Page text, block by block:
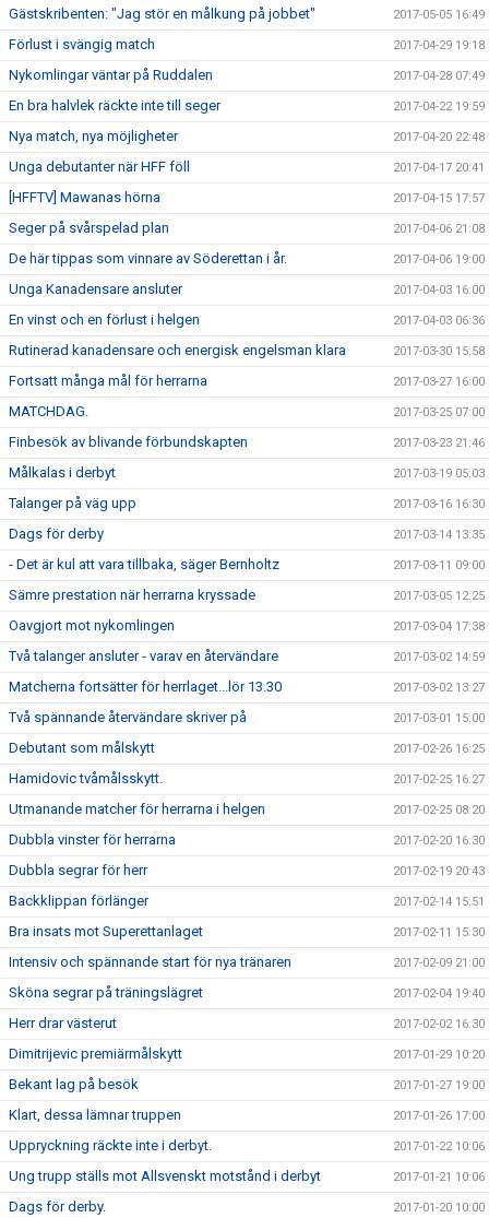
Gästskribenten: "Jag stör en målkung på jobbet" 2017-05-05 16:49
Förlust i svängig match 2017-04-29 19:18
Nykomlingar väntar på Ruddalen 2017-04-28 07:49
En bra halvlek räckte inte till seger 2017-04-22 19:59
Nya match, nya möjligheter 2017-04-20 22:48
Unga debutanter när HFF föll 2017-04-17 20:41
[HFFTV] Mawanas hörna 2017-04-15 17:57
Seger på svårspelad plan 2017-04-06 21:08
De här tippas som vinnare av Söderettan i år. 2017-04-06 19:00
Unga Kanadensare ansluter 2017-04-03 16:00
En vinst och en förlust i helgen 2017-04-03 06:36
Rutinerad kanadensare och energisk engelsman klara 2017-03-30 15:58
Fortsatt många mål för herrarna 2017-03-27 16:00
MATCHDAG. 2017-03-25 07:00
Finbesök av blivande förbundskapten 2017-03-23 21:46
Målkalas i derbyt 2017-03-19 05:03
Talanger på väg upp 2017-03-16 16:30
Dags för derby 2017-03-14 13:35
- Det är kul att vara tillbaka, säger Bernholtz 2017-03-11 09:00
Sämre prestation när herrarna kryssade 2017-03-05 12:25
Oavgjort mot nykomlingen 2017-03-04 17:38
Två talanger ansluter - varav en återvändare 2017-03-02 14:59
Matcherna fortsätter för herrlaget...lör 13.30 2017-03-02 13:27
Två spännande återvändare skriver på 2017-03-01 15:00
Debutant som målskytt 2017-02-26 16:25
Hamidovic tvåmålsskytt. 2017-02-25 16:27
Utmanande matcher för herrarna i helgen 2017-02-25 08:20
Dubbla vinster för herrarna 2017-02-20 16:30
Dubbla segrar för herr 2017-02-19 20:43
Backklippan förlänger 2017-02-14 15:51
Bra insats mot Superettanlaget 2017-02-11 15:30
Intensiv och spännande start för nya tränaren 2017-02-09 21:00
Sköna segrar på träningslägret 2017-02-04 19:40
Herr drar västerut 2017-02-02 16:30
Dimitrijevic premiärmålskytt 2017-01-29 10:20
Bekant lag på besök 2017-01-27 19:00
Klart, dessa lämnar truppen 2017-01-26 17:00
Uppryckning räckte inte i derbyt. 2017-01-22 10:06
Ung trupp ställs mot Allsvenskt motstånd i derbyt 2017-01-21 10:06
Dags för derby. 2017-01-20 10:00